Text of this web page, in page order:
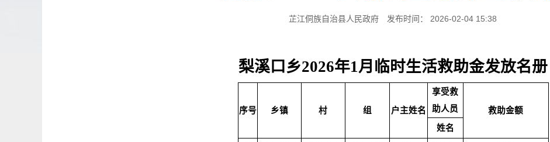
芷江侗族自治县人民政府 发布时间： 2026-02-04 15:38
梨溪口乡2026年1月临时生活救助金发放名册
序号 乡镇 村 组 户主姓名
享受救
助人员
救助金额
姓名